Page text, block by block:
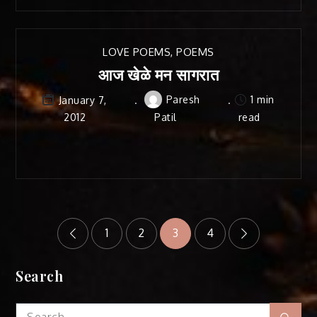
LOVE POEMS,POEMS
आज खेळे मन सागरात
January 7,
2012
Paresh
Patil
1 min
read
Posts
pagination
1 2 3 4
Search
Search